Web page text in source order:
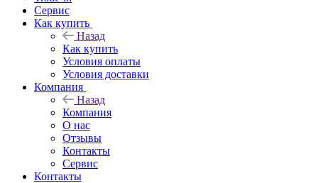
Сервис
Как купить
Назад
Как купить
Условия оплаты
Условия доставки
Компания
Назад
Компания
О нас
Отзывы
Контакты
Сервис
Контакты